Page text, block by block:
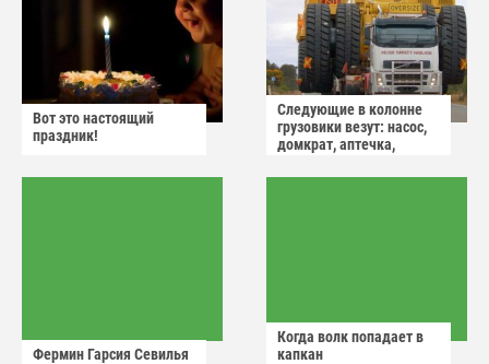
Вот это настоящий
праздник!
Следующие в колонне
грузовики везут: насос,
домкрат, аптечка,
Фермин Гарсия Севилья
Когда волк попадает в
капкан